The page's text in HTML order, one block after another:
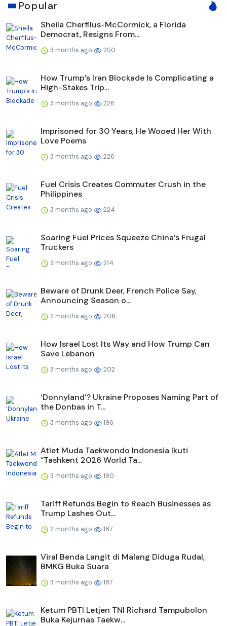
Popular
Sheila Cherfilus-McCormick, a Florida
Democrat, Resigns From...
3 months ago 250
How Trump’s Iran Blockade Is Complicating a
High-Stakes Trip...
3 months ago 226
Imprisoned for 30 Years, He Wooed Her With
Love Poems
3 months ago 226
Fuel Crisis Creates Commuter Crush in the
Philippines
3 months ago 224
Soaring Fuel Prices Squeeze China’s Frugal
Truckers
3 months ago 214
Beware of Drunk Deer, French Police Say,
Announcing Season o...
2 months ago 206
How Israel Lost Its Way and How Trump Can
Save Lebanon
3 months ago 202
‘Donnyland’? Ukraine Proposes Naming Part of
the Donbas in T...
3 months ago 196
Atlet Muda Taekwondo Indonesia Ikuti
“Tashkent 2026 World Ta...
3 months ago 190
Tariff Refunds Begin to Reach Businesses as
Trump Lashes Out...
2 months ago 187
Viral Benda Langit di Malang Diduga Rudal,
BMKG Buka Suara
3 months ago 187
Ketum PBTI Letjen TNI Richard Tampubolon
Buka Kejurnas Taekw...